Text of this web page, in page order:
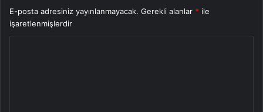
E-posta adresiniz yayınlanmayacak. Gerekli alanlar * ile
işaretlenmişlerdir